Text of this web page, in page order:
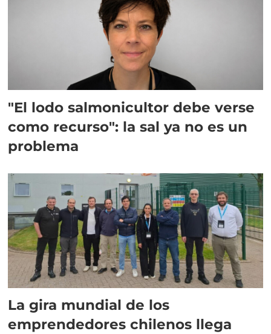
"El lodo salmonicultor debe verse
como recurso": la sal ya no es un
problema
La gira mundial de los
emprendedores chilenos llega